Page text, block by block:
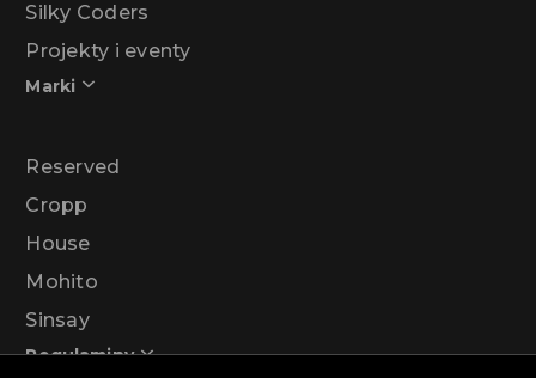
Silky Coders
Projekty i eventy
Marki
Reserved
Cropp
House
Mohito
Sinsay
Regulaminy